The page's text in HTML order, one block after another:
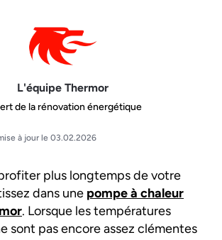
L'équipe Thermor
de la rénovation énergétique
à jour le 03.02.2026
plus longtemps de votre
dans une pompe à chaleur
. Lorsque les températures
sont pas encore assez clémentes